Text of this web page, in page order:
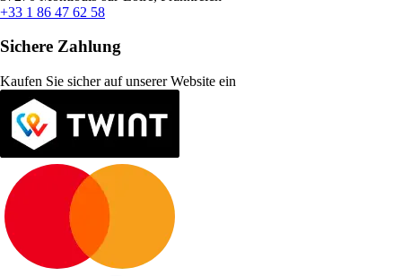
+33 1 86 47 62 58
Sichere Zahlung
Kaufen Sie sicher auf unserer Website ein